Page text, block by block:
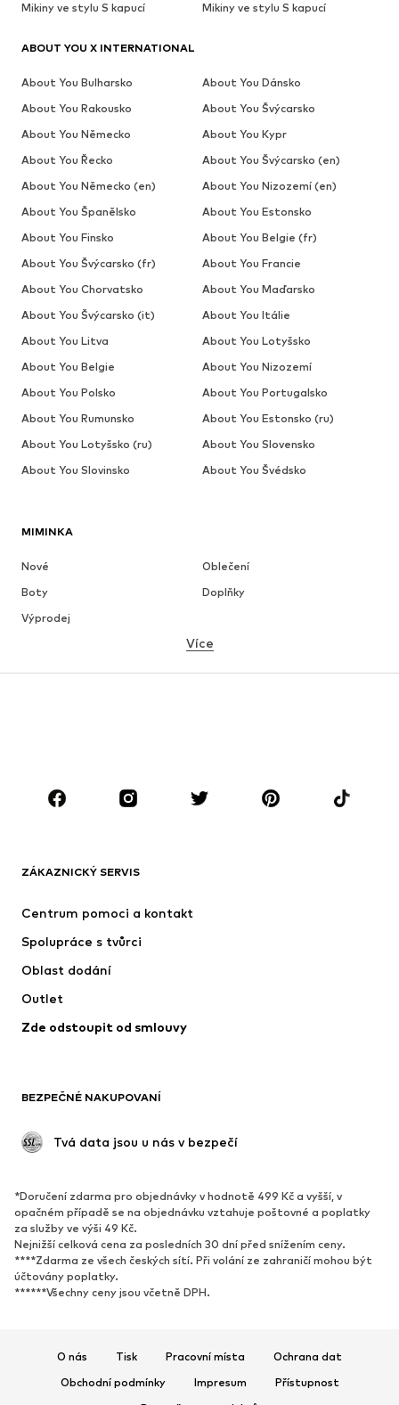
MIMINKA
Nové
Oblečení
Boty
Doplňky
Výprodej
ZNAČKY
ADIDAS ORIGINALS
NIKE
Více
ZÁKAZNICKÝ SERVIS
Centrum pomoci a kontakt
Spolupráce s tvůrci
Oblast dodání
Outlet
Zde odstoupit od smlouvy
BEZPEČNÉ NAKUPOVANÍ
Tvá data jsou u nás v bezpečí
*Doručení zdarma pro objednávky v hodnotě 499 Kč a vyšší, v
opačném případě se na objednávku vztahuje poštovné a poplatky
za služby ve výši 49 Kč.
Nejnižší celková cena za posledních 30 dní před snížením ceny.
****Zdarma ze všech českých sítí. Při volání ze zahraničí mohou být
účtovány poplatky.
******Všechny ceny jsou včetně DPH.
O nás Tisk Pracovní místa
Ochrana dat
Obchodní podmínky
Impresum
Přístupnost
Mikiny ve stylu S kapucí
Mikiny ve stylu S kapucí
ABOUT YOU X INTERNATIONAL
About You Bulharsko
About You Dánsko
About You Rakousko
About You Švýcarsko
About You Německo
About You Kypr
About You Řecko
About You Švýcarsko (en)
About You Německo (en)
About You Nizozemí (en)
About You Španělsko
About You Estonsko
About You Finsko
About You Belgie (fr)
About You Švýcarsko (fr)
About You Francie
About You Chorvatsko
About You Maďarsko
About You Švýcarsko (it)
About You Itálie
About You Litva
About You Lotyšsko
About You Belgie
About You Nizozemí
About You Polsko
About You Portugalsko
About You Rumunsko
About You Estonsko (ru)
About You Lotyšsko (ru)
About You Slovensko
About You Slovinsko
About You Švédsko